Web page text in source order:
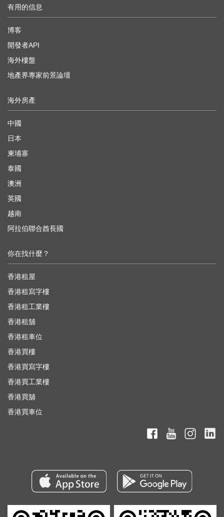
有用的信息
博客
開發者API
海外樓盤
地產界專家前景論壇
海外房產
中國
日本
柬埔寨
泰國
澳洲
英國
越南
阿拉伯聯合酋長國
你在找什麼？
香港租屋
香港租寫字樓
香港租工業樓
香港租舖
香港租車位
香港買樓
香港買寫字樓
香港買工業樓
香港買舖
香港買車位